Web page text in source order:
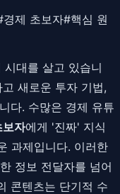
경제 초보자#핵심 원
대를 살고 있습니
새로운 투자 기법,
다. 수많은 경제 유튜
보자에게 '진짜' 지식
과제입니다. 이러한
정보 전달자를 넘어
콘텐츠는 단기적 수